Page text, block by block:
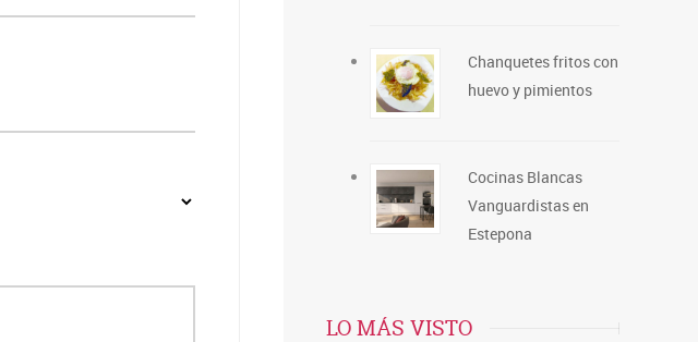
Chanquetes fritos con
huevo y pimientos
Cocinas Blancas
Vanguardistas en
Estepona
LO MÁS VISTO